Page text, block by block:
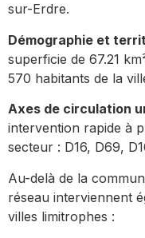
sur-Erdre.
Démographie et
superficie de 67.21
570 habitants de la
Axes de circulation
intervention rapide à
secteur : D16, D69,
Au-delà de la
réseau interviennent
villes limitrophes :